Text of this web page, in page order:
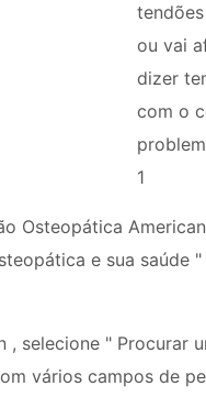
ou vai
dizer
com o
1
Osteopática
e sua saúde "
selecione " Procurar
vários campos de